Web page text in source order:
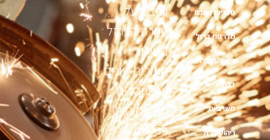
ספריות מתכת
מדרגות ברזל
פרגולות ברזל
דלתות
משרביות
ריהוט ברזל
ועיצוב על
טהרת הברזל
בשילוב
חומרים שונים
אנו עובדים
מול לקוחות
פרטיים